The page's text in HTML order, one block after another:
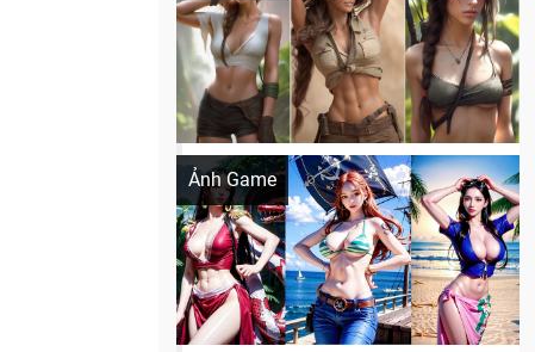
Ảnh Game
Khi AI Cosplay gái đẹp One Piece
Cosplay Xiangling siêu cute